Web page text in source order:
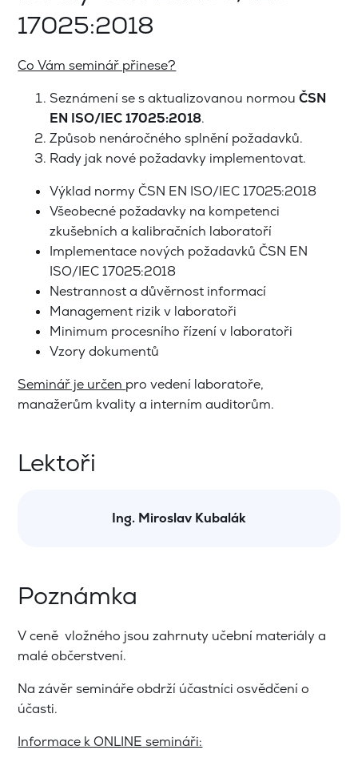
17025:2018
Co Vám seminář přinese?
Seznámení se s aktualizovanou normouČSN
EN ISO/IEC 17025:2018.
Způsob nenáročného splnění požadavků.
Rady jak nové požadavky implementovat.
Výklad normy ČSN EN ISO/IEC 17025:2018
Všeobecné požadavky na kompetenci
zkušebních a kalibračních laboratoří
Implementace nových požadavků ČSN EN
ISO/IEC 17025:2018
Nestrannost a důvěrnost informací
Management rizik v laboratoři
Minimum procesního řízení v laboratoři
Vzory dokumentů
Seminář je určen pro vedení laboratoře,
manažerům kvality a interním auditorům.
Lektoři
Ing. Miroslav Kubalák
Poznámka
V ceně vložného jsou zahrnuty učební materiály a
malé občerstvení.
Na závěr semináře obdrží účastníci osvědčení o
účasti.
Informace k ONLINE semináři: